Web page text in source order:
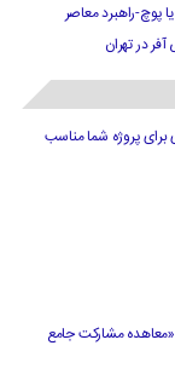
پوچ-راهبرد معاصر
در تهران
برای پروژه شما مناسب
«معاهده مشارکت جامع